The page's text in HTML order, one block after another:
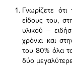
Γνωρίζετε ότι
είδους του,
υλικού –
χρόνια και
του 80% όλα
δύο